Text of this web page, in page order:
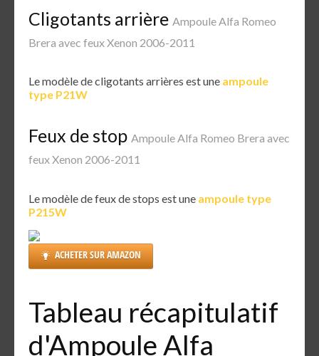
Cligotants arrière Ampoule Alfa Romeo
Brera avec feux Xenon 2006-2011
Le modèle de cligotants arrières est une ampoule
type P21W
Feux de stop Ampoule Alfa Romeo Brera avec
feux Xenon 2006-2011
Le modèle de feux de stops est une ampoule type
P215W
ACHETER SUR AMAZON
Tableau récapitulatif
d'Ampoule Alfa